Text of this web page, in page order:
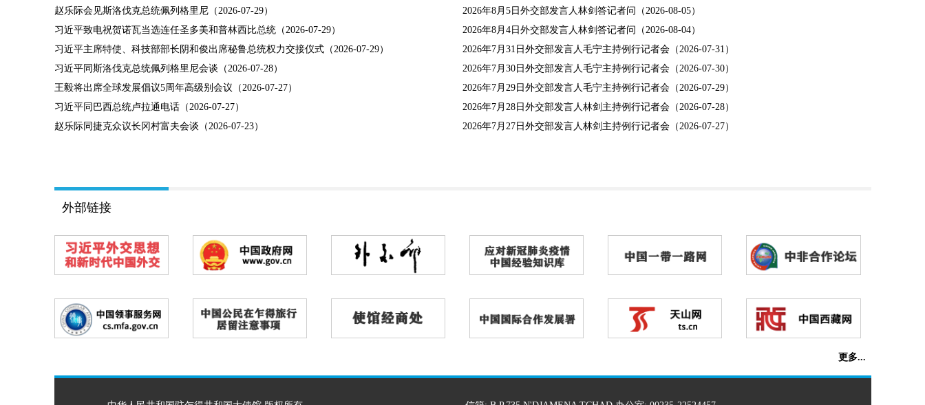
赵乐际会见斯洛伐克总统佩列格里尼（2026-07-29）
习近平致电祝贺诺瓦当选连任圣多美和普林西比总统（2026-07-29）
习近平主席特使、科技部部长阴和俊出席秘鲁总统权力交接仪式（2026-07-29）
习近平同斯洛伐克总统佩列格里尼会谈（2026-07-28）
王毅将出席全球发展倡议5周年高级别会议（2026-07-27）
习近平同巴西总统卢拉通电话（2026-07-27）
赵乐际同捷克众议长冈村富夫会谈（2026-07-23）
2026年8月5日外交部发言人林剑答记者问（2026-08-05）
2026年8月4日外交部发言人林剑答记者问（2026-08-04）
2026年7月31日外交部发言人毛宁主持例行记者会（2026-07-31）
2026年7月30日外交部发言人毛宁主持例行记者会（2026-07-30）
2026年7月29日外交部发言人毛宁主持例行记者会（2026-07-29）
2026年7月28日外交部发言人林剑主持例行记者会（2026-07-28）
2026年7月27日外交部发言人林剑主持例行记者会（2026-07-27）
外部链接
更多...